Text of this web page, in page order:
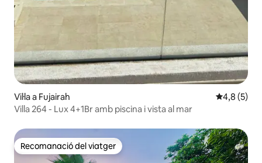
Vil·la a Fujairah 4,8 de
4,8 (5)
Villa 264 - Lux 4+1Br amb piscina i vista al mar
Recomanació del viatger
Recomanació del viatger